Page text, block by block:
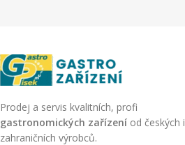
Prodej a servis kvalitních, profi
gastronomických zařízení od českých i
zahraničních výrobců.